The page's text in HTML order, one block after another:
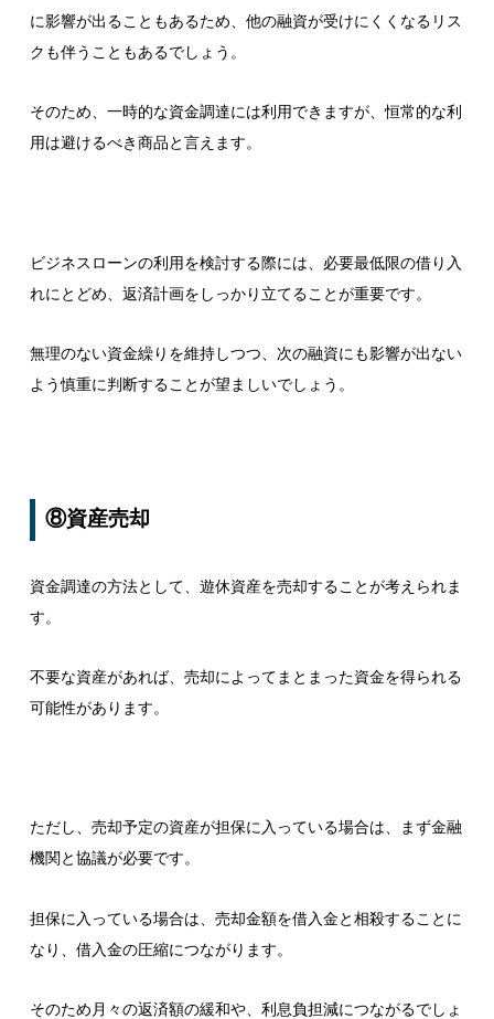
に影響が出ることもあるため、他の融資が受けにくくなるリス
クも伴うこともあるでしょう。
そのため、一時的な資金調達には利用できますが、恒常的な利
用は避けるべき商品と言えます。
ビジネスローンの利用を検討する際には、必要最低限の借り入
れにとどめ、返済計画をしっかり立てることが重要です。
無理のない資金繰りを維持しつつ、次の融資にも影響が出ない
よう慎重に判断することが望ましいでしょう。
⑧資産売却
資金調達の方法として、遊休資産を売却することが考えられま
す。
不要な資産があれば、売却によってまとまった資金を得られる
可能性があります。
ただし、売却予定の資産が担保に入っている場合は、まず金融
機関と協議が必要です。
担保に入っている場合は、売却金額を借入金と相殺することに
なり、借入金の圧縮につながります。
そのため月々の返済額の緩和や、利息負担減につながるでしょ